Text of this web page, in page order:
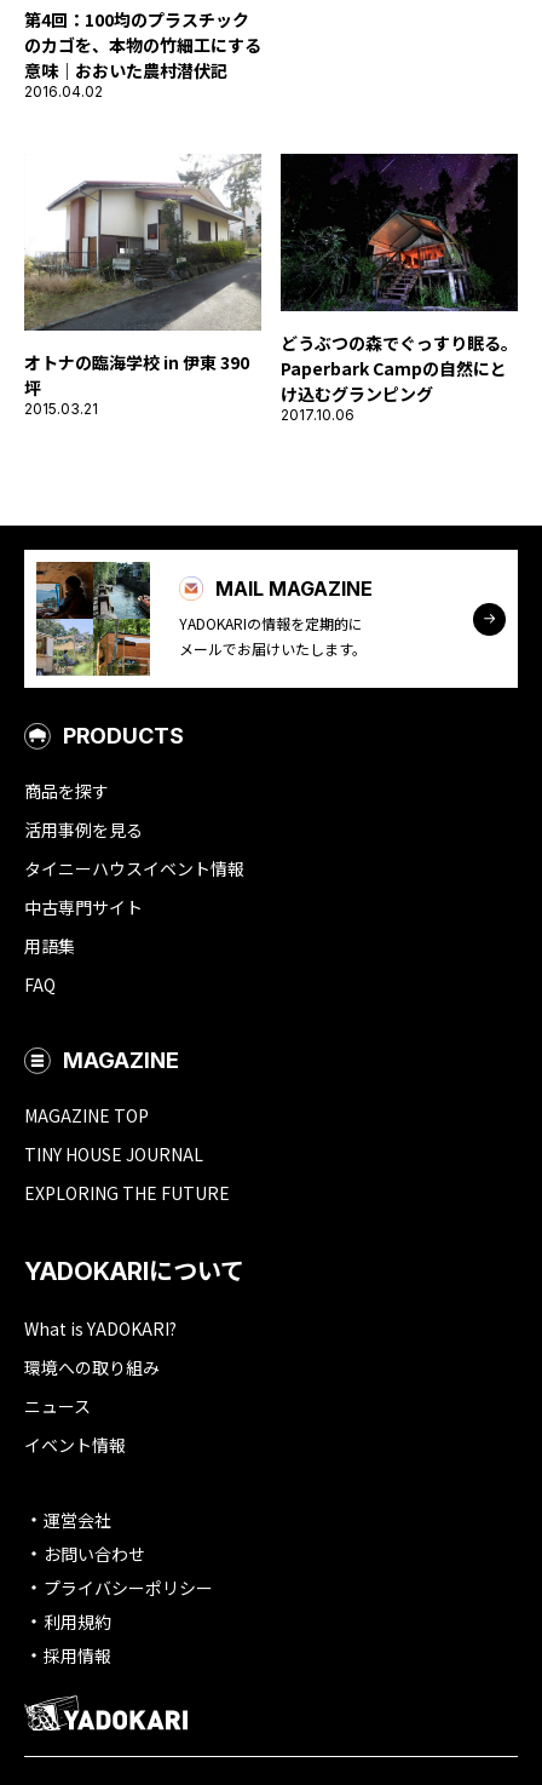
第4回：100均のプラスチック
のカゴを、本物の竹細工にする
意味｜おおいた農村潜伏記
2016.04.02
オトナの臨海学校 in 伊東 390
坪
2015.03.21
どうぶつの森でぐっすり眠る。
Paperbark Campの自然にと
け込むグランピング
2017.10.06
MAIL MAGAZINE
YADOKARIの情報を定期的に
メールでお届けいたします。
PRODUCTS
商品を探す
活用事例を見る
タイニーハウスイベント情報
中古専門サイト
用語集
FAQ
MAGAZINE
MAGAZINE TOP
TINY HOUSE JOURNAL
EXPLORING THE FUTURE
YADOKARIについて
What is YADOKARI?
環境への取り組み
ニュース
イベント情報
運営会社
お問い合わせ
プライバシーポリシー
利用規約
採用情報